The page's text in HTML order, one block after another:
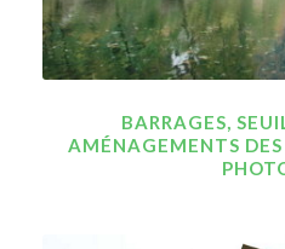
BARRAGES,
AMÉNAGEMENTS DES